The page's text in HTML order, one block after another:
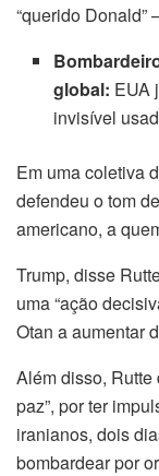
“querido
global: EUA
invisível
Em uma coletiva
defendeu o tom
americano, a
Trump, disse
uma “ação
Otan a aumentar
Além disso, Rutte
paz”, por ter
iranianos, dois
bombardear por